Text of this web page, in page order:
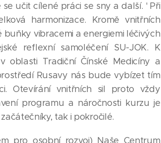
učit cílené práci se sny a další. ' Při
harmonizace. Kromě vnitřních
vibracemi a energiemi léčivých
reflexní samoléčení SU-JOK. K
oblasti Tradiční Čínské Medicíny a
Rusavy nás bude vybízet tím
Otevírání vnitřních sil proto vždy
programu a náročnosti kurzu je
tak i pokročilé.
pro osobní rozvoj) Naše Centrum